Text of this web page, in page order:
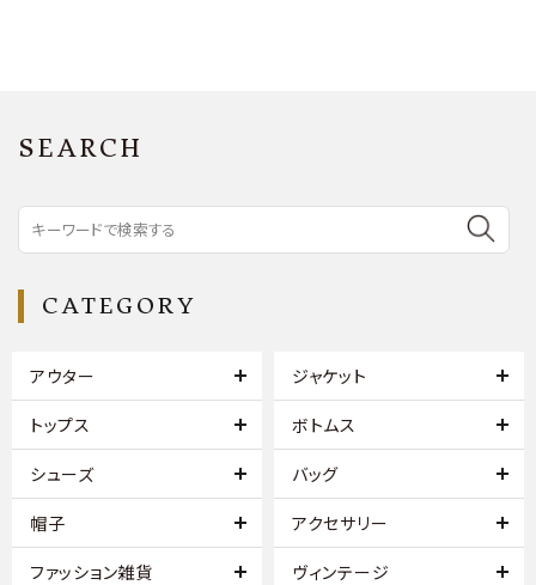
SEARCH
CATEGORY
アウター ジャケット
トップス ボトムス
シューズ バッグ
帽子 アクセサリー
ファッション雑貨 ヴィンテージ